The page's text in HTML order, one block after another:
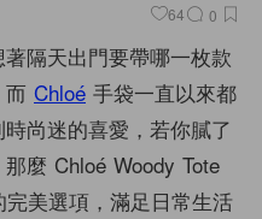
64 0
隔天出門要帶哪一枚款
Chloé 手袋一直以來都
尚迷的喜愛，若你膩了
麼 Chloé Woody Tote
美選項，滿足日常生活